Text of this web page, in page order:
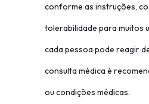
conforme as instruções,
tolerabilidade para muitos
cada pessoa pode reagir
consulta médica é
ou condições médicas.